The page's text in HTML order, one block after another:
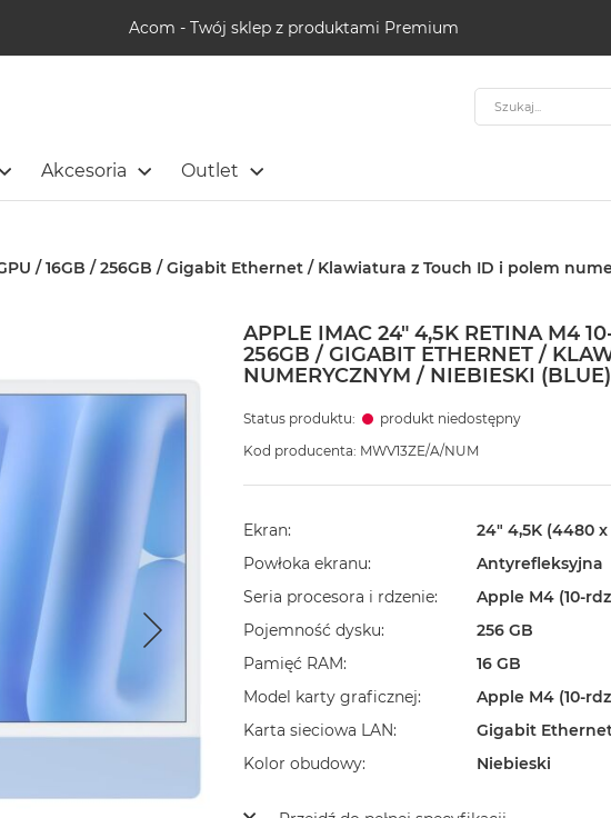
Acom - Twój sklep z produktami Premium
Akcesoria Outlet
Szukaj
/ 16GB / 256GB / Gigabit Ethernet / Klawiatura z Touch ID i polem
APPLE IMAC 24" 4,5K RETINA M4
256GB / GIGABIT ETHERNET /
NUMERYCZNYM / NIEBIESKI (BLUE)
Status produktu:
produkt niedostępny
Kod producenta: MWV13ZE/A/NUM
Ekran
24" 4,5K (4480 x
Powłoka ekranu
Antyrefleksyjna
Seria procesora i rdzenie
Apple M4 (10-
Pojemność dysku
256 GB
Pamięć RAM
16 GB
Model karty graficznej
Apple M4 (10-
Karta sieciowa LAN
Gigabit
Kolor obudowy
Niebieski